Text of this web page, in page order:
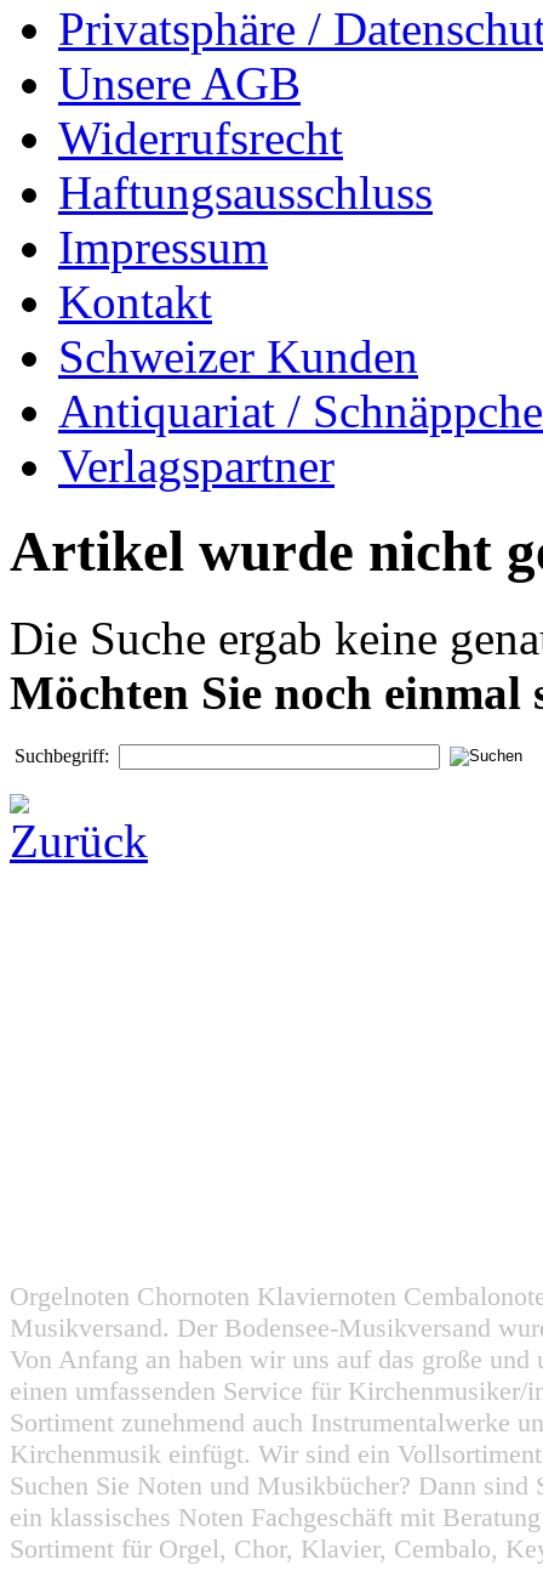
Privatsphäre /
Unsere AGB
Widerrufsrecht
Haftungsausschluss
Impressum
Kontakt
Schweizer Kunden
Antiquariat /
Verlagspartner
Artikel wurde nicht
Die Suche ergab keine
Möchten Sie noch einmal
Suchbegriff:
Orgelnoten Chornoten Klaviernoten
Musikversand. Der Bodensee-Musikversand
Von Anfang an haben wir uns auf das große
einen umfassenden Service für
Sortiment zunehmend auch Instrumentalwerke
Kirchenmusik einfügt. Wir sind ein
Suchen Sie Noten und Musikbücher? Dann
ein klassisches Noten Fachgeschäft mit
Sortiment für Orgel, Chor, Klavier, Cembalo,